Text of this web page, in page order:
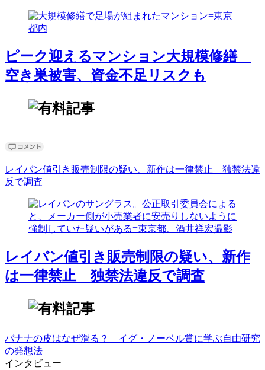
ピーク迎えるマンション大規模修繕
空き巣被害、資金不足リスクも
レイバン値引き販売制限の疑い、新作は一律禁止 独禁法違
反で調査
レイバン値引き販売制限の疑い、新作
は一律禁止 独禁法違反で調査
バナナの皮はなぜ滑る？ イグ・ノーベル賞に学ぶ自由研究
の発想法
インタビュー